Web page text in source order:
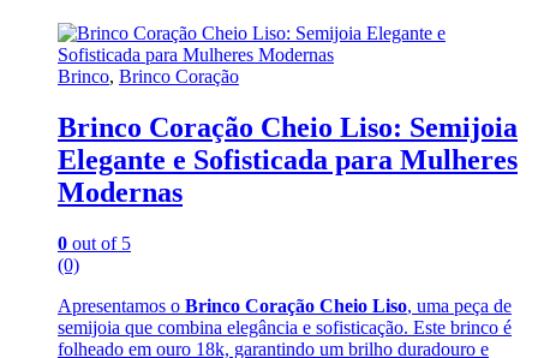
Brinco, Brinco Coração
Brinco Coração Cheio Liso: Semijoia
Elegante e Sofisticada para Mulheres
Modernas
0 out of 5
(0)
Apresentamos o Brinco Coração Cheio Liso, uma peça de
semijoia que combina elegância e sofisticação. Este brinco é
folheado em ouro 18k, garantindo um brilho duradouro e